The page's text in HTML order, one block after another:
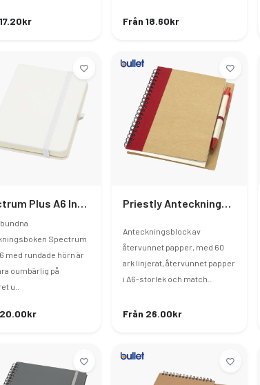
Från 18.60kr
Spectrum Plus A6 Inbunden Anteckningsbok
Spectrum
med rundade hörn är
oumbärlig på
u..
Priestly Anteckningsbok Av Återvunna Material Med Penna
Anteckningsblock av
återvunnet papper, med 60
ark linjerat, återvunnet papper
i A6-storlek och match..
Från 26.00kr